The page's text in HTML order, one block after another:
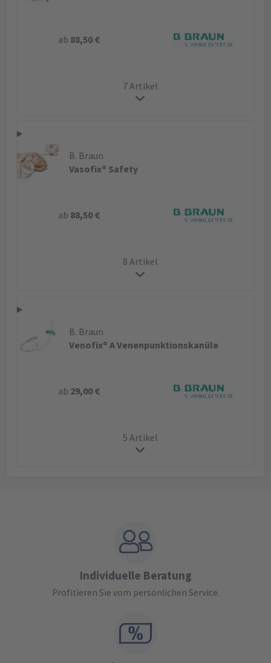
ab 88,50 €
7 Artikel
B. Braun
Vasofix® Safety
ab 88,50 €
8 Artikel
B. Braun
Venofix® A Venenpunktionskanüle
ab 29,00 €
5 Artikel
Individuelle Beratung
Profitieren Sie vom persönlichen Service.